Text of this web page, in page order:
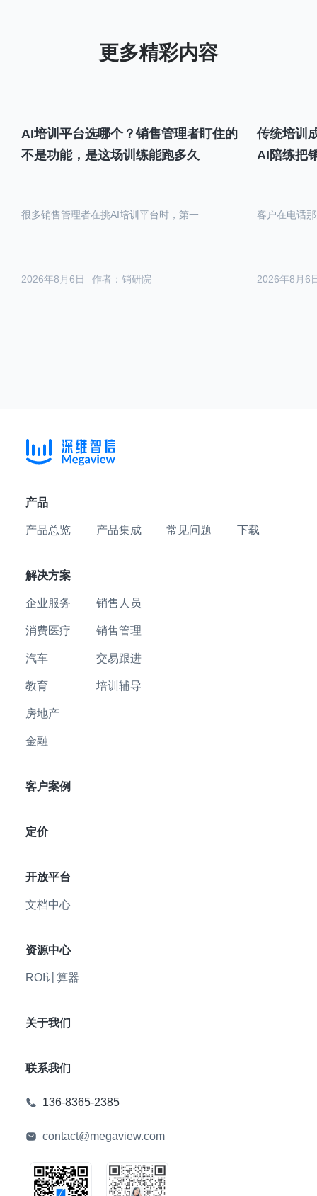
AI培训平台选哪个？销售管理者盯住的
不是功能，是这场训练能跑多久
作者：销研院
2026年8月6日
很多销售管理者在挑AI培训平台时，第一
传统培训
AI陪练把
2026年8月6
客户在电话
产品
产品总览 产品集成 常见问题 下载
解决方案
企业服务
消费医疗
汽车
教育
房地产
金融
销售人员
销售管理
交易跟进
培训辅导
客户案例
定价
开放平台
文档中心
资源中心
ROI计算器
关于我们
联系我们
136-8365-2385
contact@megaview.com